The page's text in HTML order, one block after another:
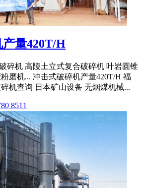
量420T/H
碎机 高陵土立式复合破碎机 叶岩圆锥
磨机... 冲击式破碎机产量420T/H 福
机查询 日本矿山设备 无烟煤机械...
8511